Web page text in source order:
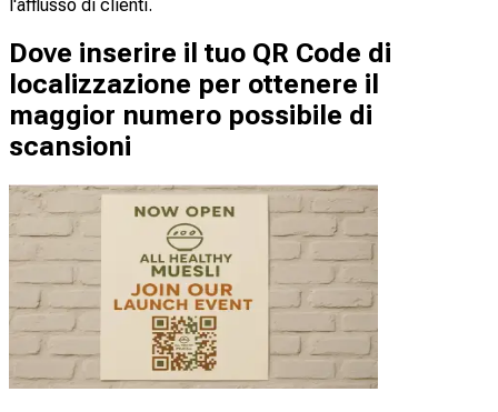
l'afflusso di clienti.
Dove inserire il tuo QR Code di
localizzazione per ottenere il
maggior numero possibile di
scansioni